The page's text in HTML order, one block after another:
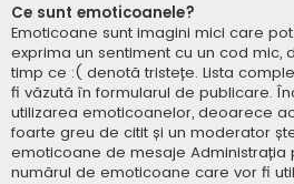
Ce sunt emoticoanele?
Emoticoane sunt imagini mici care
exprima un sentiment cu un cod mic,
timp ce :( denotă tristețe. Lista
fi văzută în formularul de publicare.
utilizarea emoticoanelor, deoarece
foarte greu de citit și un moderator
emoticoane de mesaje Administrația
numărul de emoticoane care vor fi